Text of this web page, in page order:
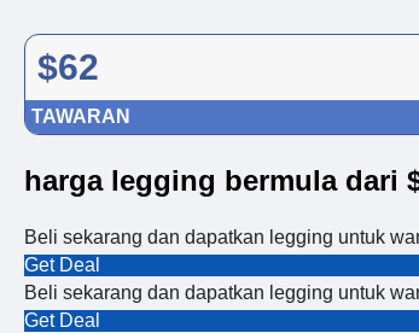
$62
TAWARAN
harga legging bermula dari
Beli sekarang dan dapatkan legging untuk
Get Deal
Beli sekarang dan dapatkan legging untuk
Get Deal